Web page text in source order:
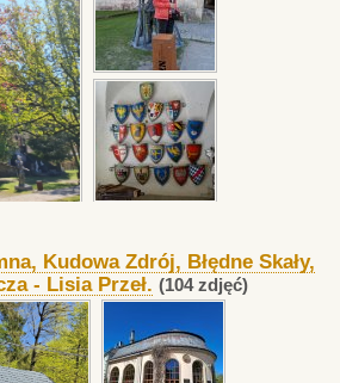
Kudowa Zdrój, Błędne Skały,
- Lisia Przeł. (104 zdjęć)